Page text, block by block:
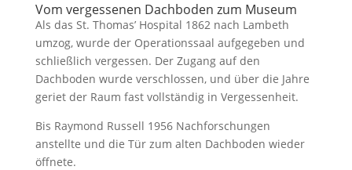
Vom vergessenen Dachboden zum Museum
Als das St. Thomas’ Hospital 1862 nach Lambeth
umzog, wurde der Operationssaal aufgegeben und
schließlich vergessen. Der Zugang auf den
Dachboden wurde verschlossen, und über die Jahre
geriet der Raum fast vollständig in Vergessenheit.
Bis Raymond Russell 1956 Nachforschungen
anstellte und die Tür zum alten Dachboden wieder
öffnete.